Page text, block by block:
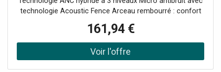
technologie Acoustic Fence Arceau rembourré : confort
compatibilité étendue Idéal pour des conversations
professionnelles sans distractions
161,94 €